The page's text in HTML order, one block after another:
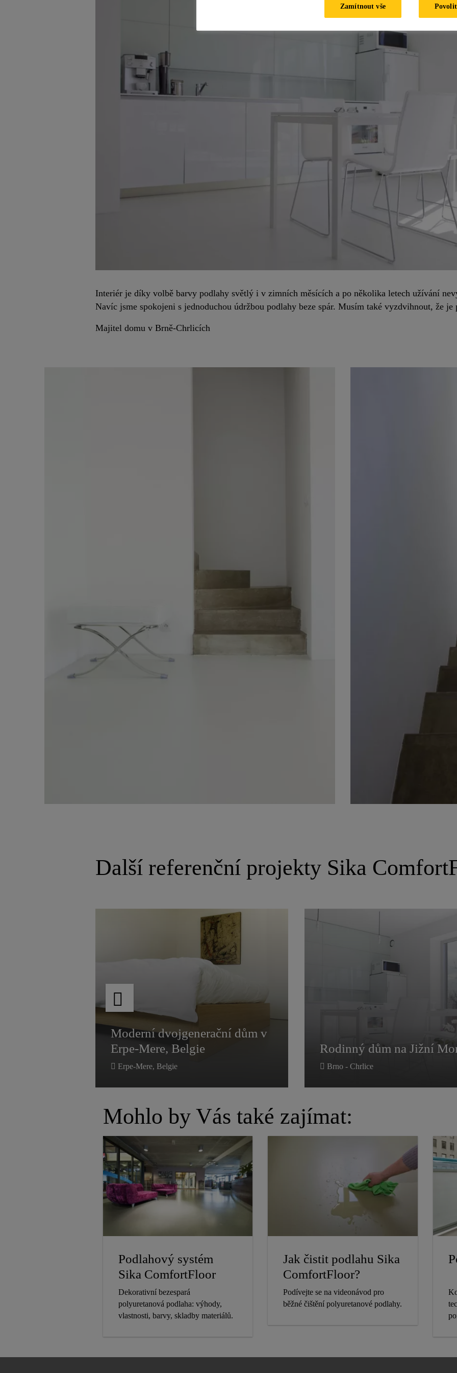
Interiér je díky volbě barvy podlahy světlý i v zimních měsících a po několika letech užívání
Navíc jsme spokojeni s jednoduchou údržbou podlahy beze spár. Musím také vyzdvihnout, že je
Majitel domu v Brně-Chrlicích
Další referenční projekty Sika
Moderní dvojgenerační dům v
Erpe-Mere, Belgie
Erpe-Mere, Belgie
Moderní dvojgenerační dům v
Erpe-Mere, Belgie
Rodinný dům na Jižní
Brno - Chrlice
Rodinný dům na Jižní
Mohlo by Vás také zajímat:
Podlahový systém
Sika ComfortFloor
Dekorativní bezespará
polyuretanová podlaha: výhody,
vlastnosti, barvy, skladby materiálů.
Jak čistit podlahu Sika
ComfortFloor?
Podívejte se na videonávod pro
běžné čištění polyuretanové podlahy.
Zamítnout vše